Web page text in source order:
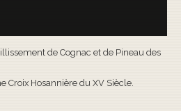
de Cognac et de Pineau des
Croix Hosannière du XV Siècle.